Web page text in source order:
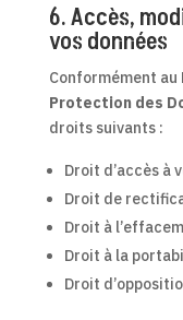
6. Accès,
vos données
Conformément au
Protection des
droits suivants :
Droit d’accès à
Droit de
Droit à
Droit à la
Droit